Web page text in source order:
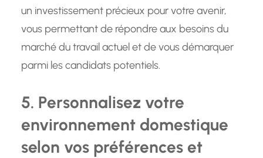
un investissement précieux pour votre avenir,
vous permettant de répondre aux besoins du
marché du travail actuel et de vous démarquer
parmi les candidats potentiels.
5. Personnalisez votre
environnement domestique
selon vos préférences et